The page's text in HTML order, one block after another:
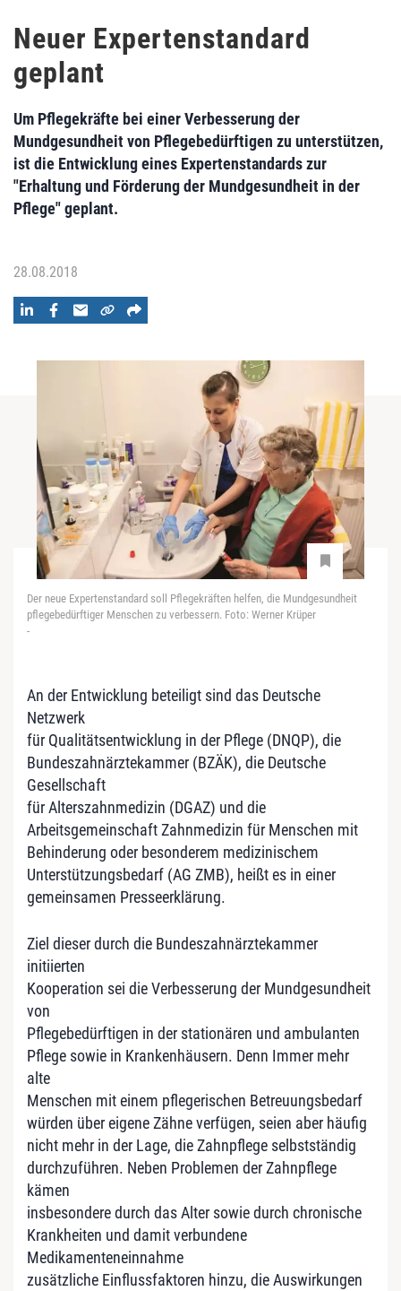
Neuer Expertenstandard
geplant
Um Pflegekräfte bei einer Verbesserung der
Mundgesundheit von Pflegebedürftigen zu unterstützen,
ist die Entwicklung eines Expertenstandards zur
"Erhaltung und Förderung der Mundgesundheit in der
Pflege" geplant.
28.08.2018
Der neue Expertenstandard soll Pflegekräften helfen, die Mundgesundheit
pflegebedürftiger Menschen zu verbessern. Foto: Werner Krüper
-
An der Entwicklung beteiligt sind das Deutsche
Netzwerk
für Qualitätsentwicklung in der Pflege (DNQP), die
Bundeszahnärztekammer (BZÄK), die Deutsche
Gesellschaft
für Alterszahnmedizin (DGAZ) und die
Arbeitsgemeinschaft Zahnmedizin für Menschen mit
Behinderung oder besonderem medizinischem
Unterstützungsbedarf (AG ZMB), heißt es in einer
gemeinsamen Presseerklärung.
Ziel dieser durch die Bundeszahnärztekammer
initiierten
Kooperation sei die Verbesserung der Mundgesundheit
von
Pflegebedürftigen in der stationären und ambulanten
Pflege sowie in Krankenhäusern. Denn Immer mehr
alte
Menschen mit einem pflegerischen Betreuungsbedarf
würden über eigene Zähne verfügen, seien aber häufig
nicht mehr in der Lage, die Zahnpflege selbstständig
durchzuführen. Neben Problemen der Zahnpflege
kämen
insbesondere durch das Alter sowie durch chronische
Krankheiten und damit verbundene
Medikamenteneinnahme
zusätzliche Einflussfaktoren hinzu, die Auswirkungen